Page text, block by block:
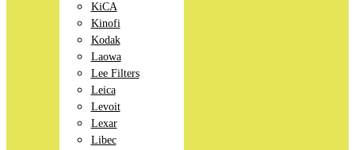
KiCA
Kinofi
Kodak
Laowa
Lee Filters
Leica
Levoit
Lexar
Libec